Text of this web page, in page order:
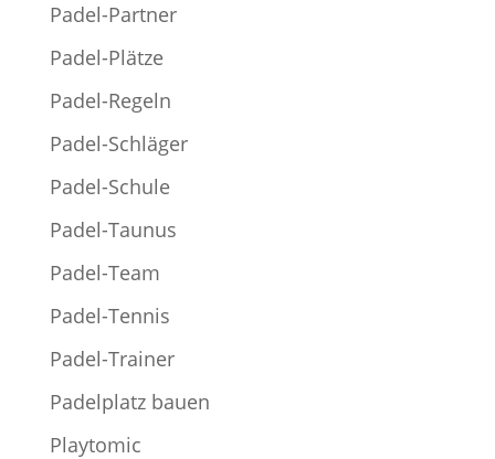
Padel-Partner
Padel-Plätze
Padel-Regeln
Padel-Schläger
Padel-Schule
Padel-Taunus
Padel-Team
Padel-Tennis
Padel-Trainer
Padelplatz bauen
Playtomic